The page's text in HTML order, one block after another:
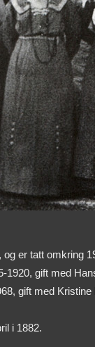
er tatt omkring
gift med
gift med
i 1882.